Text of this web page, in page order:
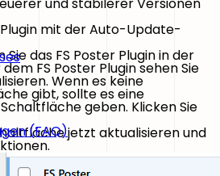
(FAQ)
Plugin mit der Auto-Update-
das FS Poster Plugin in der
FS Poster Plugin sehen Sie
Wenn es keine
gibt, sollte es eine
Schaltfläche geben. Klicken Sie
jetzt aktualisierenund